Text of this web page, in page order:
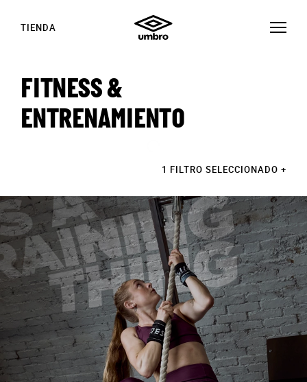
TIENDA
FITNESS &
ENTRENAMIENTO
1 FILTRO SELECCIONADO +
HISTORIAS